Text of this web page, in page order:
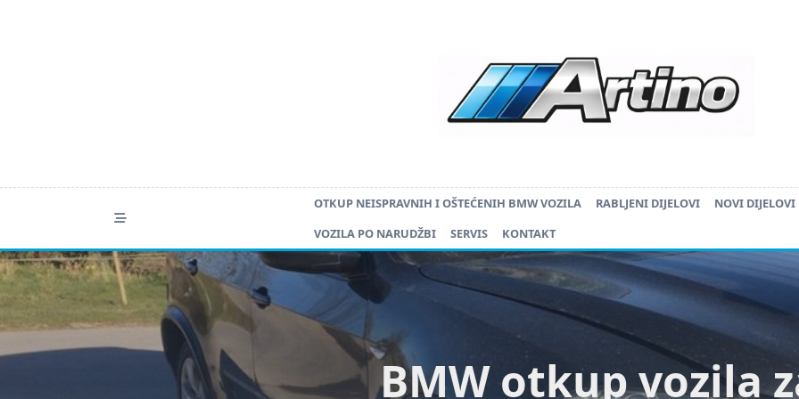
OTKUP NEISPRAVNIH I OŠTEĆENIH BMW VOZILA RABLJENI DIJELOVI
NOVI DIJELOVI
VOZILA PO NARUDŽBI
SERVIS KONTAKT
BMW otkup vozila